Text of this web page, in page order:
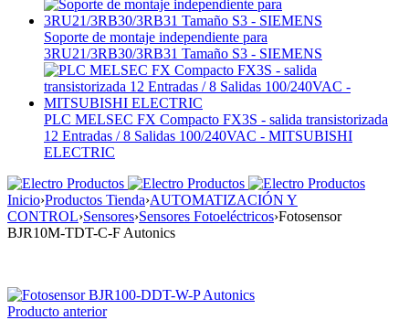
Soporte de montaje independiente para
3RU21/3RB30/3RB31 Tamaño S3 - SIEMENS
PLC MELSEC FX Compacto FX3S - salida transistorizada
12 Entradas / 8 Salidas 100/240VAC - MITSUBISHI
ELECTRIC
Inicio›Productos Tienda›AUTOMATIZACIÓN Y
CONTROL›Sensores›Sensores Fotoeléctricos›Fotosensor
BJR10M-TDT-C-F Autonics
Producto anterior